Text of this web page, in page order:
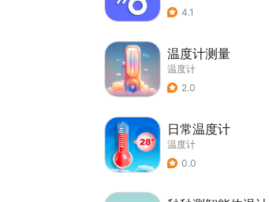
4.1
温度计测量
温度计
2.0
日常温度计
温度计
0.0